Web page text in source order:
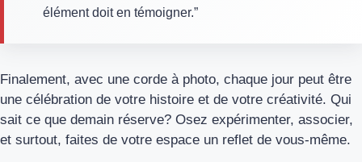
élément doit en témoigner.”
Finalement, avec une corde à photo, chaque jour peut être
une célébration de votre histoire et de votre créativité. Qui
sait ce que demain réserve? Osez expérimenter, associer,
et surtout, faites de votre espace un reflet de vous-même.